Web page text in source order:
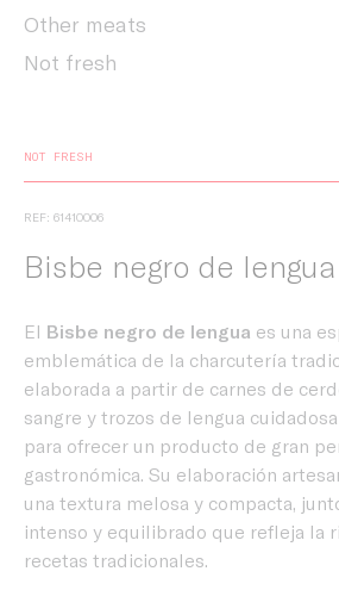
Other meats
Not fresh
NOT FRESH
REF: 61410006
Bisbe negro de lengua
El Bisbe negro de lengua es una
emblemática de la charcutería
elaborada a partir de carnes de
sangre y trozos de lengua
para ofrecer un producto de gran
gastronómica. Su elaboración
una textura melosa y compacta,
intenso y equilibrado que refleja la
recetas tradicionales.